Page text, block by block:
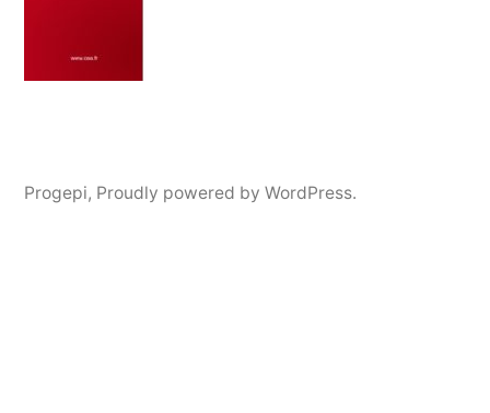
Progepi, Proudly powered by WordPress.